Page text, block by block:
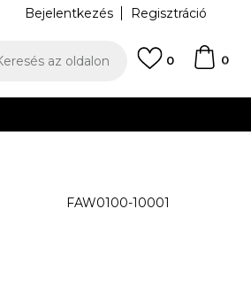
Bejelentkezés Regisztráció
az oldalon 0
0
FAW0100-10001